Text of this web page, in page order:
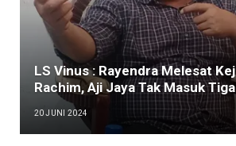
LS Vinus : Rayendra Melesat
Rachim, Aji Jaya Tak Masuk
20 JUNI 2024